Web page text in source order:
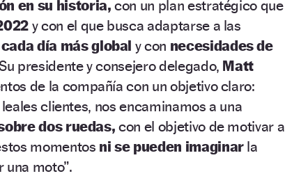
en su historia, con un plan estratégico que
y con el que busca adaptarse a las
día más global y con necesidades de
presidente y consejero delegado, Matt
de la compañía con un objetivo claro:
clientes, nos encaminamos a una
dos ruedas,con el objetivo de motivar a
momentos ni se pueden imaginarla
moto”.